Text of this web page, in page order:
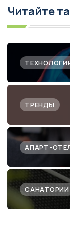
Читайте
ТРЕНДЫ
АПАРТ-
САНАТОРИИ